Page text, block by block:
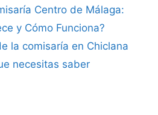
Centro de Málaga:
y Cómo Funciona?
la comisaría en Chiclana
necesitas saber